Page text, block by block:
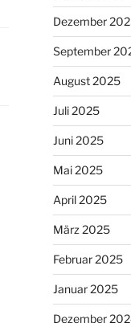
Dezember
September
August 2025
Juli 2025
Juni 2025
Mai 2025
April 2025
März 2025
Februar 2025
Januar 2025
Dezember